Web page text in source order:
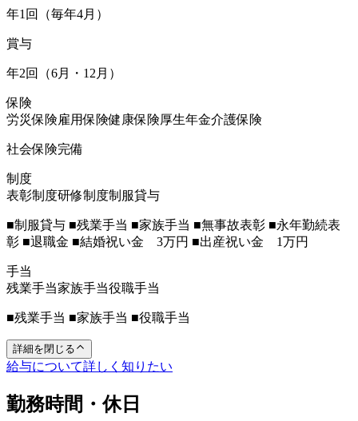
年1回（毎年4月）
賞与
年2回（6月・12月）
保険
労災保険雇用保険健康保険厚生年金介護保険
社会保険完備
制度
表彰制度研修制度制服貸与
■制服貸与 ■残業手当 ■家族手当 ■無事故表彰 ■永年勤続表
彰 ■退職金 ■結婚祝い金 3万円 ■出産祝い金 1万円
手当
残業手当家族手当役職手当
■残業手当 ■家族手当 ■役職手当
詳細を閉じる
給与について詳しく知りたい
勤務時間・休日